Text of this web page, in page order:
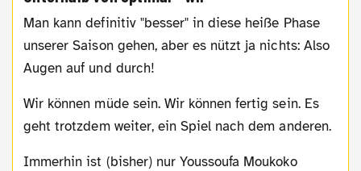
Man kann definitiv "besser" in diese heiße Phase
unserer Saison gehen, aber es nützt ja nichts: Also
Augen auf und durch!
Wir können müde sein. Wir können fertig sein. Es
geht trotzdem weiter, ein Spiel nach dem anderen.
Immerhin ist (bisher) nur Youssoufa Moukoko